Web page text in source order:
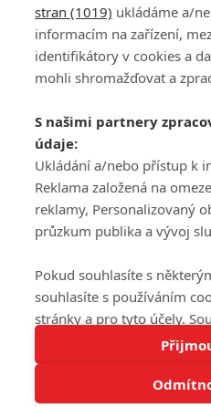
Tato stránka používá
Rozumím
DISKUZE
Šéfredaktorkou webu jePetr
Máte-li zájem o inzerci na
Ochrana osobních údajů|Zásady
Upravit
© 2016 – 2026
stran (1019) ukládáme a/
informacím na zařízení,
identifikátory v cookies a
mohli shromažďovat a
S našimi partnery
údaje:
Ukládání a/nebo přístup k
Reklama založená na
reklamy, Personalizovaný
průzkum publika a vývoj
Pokud souhlasíte s
souhlasíte s používáním
stránky a pro tyto účely.
odmítnout, ale v takovém
nebudou k dispozici
Vaše volby souhlasu se